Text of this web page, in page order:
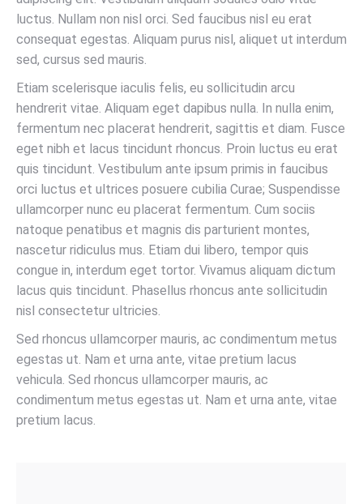
luctus. Nullam non nisl orci. Sed faucibus nisl eu erat
consequat egestas. Aliquam purus nisl, aliquet ut interdum
sed, cursus sed mauris.
Etiam scelerisque iaculis felis, eu sollicitudin arcu
hendrerit vitae. Aliquam eget dapibus nulla. In nulla enim,
fermentum nec placerat hendrerit, sagittis et diam. Fusce
eget nibh et lacus tincidunt rhoncus. Proin luctus eu erat
quis tincidunt. Vestibulum ante ipsum primis in faucibus
orci luctus et ultrices posuere cubilia Curae; Suspendisse
ullamcorper nunc eu placerat fermentum. Cum sociis
natoque penatibus et magnis dis parturient montes,
nascetur ridiculus mus. Etiam dui libero, tempor quis
congue in, interdum eget tortor. Vivamus aliquam dictum
lacus quis tincidunt. Phasellus rhoncus ante sollicitudin
nisl consectetur ultricies.
Sed rhoncus ullamcorper mauris, ac condimentum metus
egestas ut. Nam et urna ante, vitae pretium lacus
vehicula. Sed rhoncus ullamcorper mauris, ac
condimentum metus egestas ut. Nam et urna ante, vitae
pretium lacus.